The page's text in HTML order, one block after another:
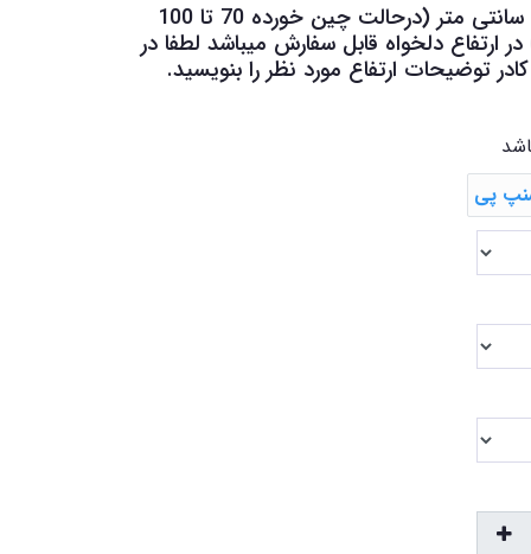
عرض پرده های دکوتین 135 سانتی متر (درحالت چین خورده 70 تا 100
دلخواه قابل سفارش میباشد لطفا در
توضیحات ارتفاع مورد نظر را بنویسید.